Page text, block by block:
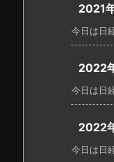
2021
今日は日
2022
今日は日
2022
今日は日